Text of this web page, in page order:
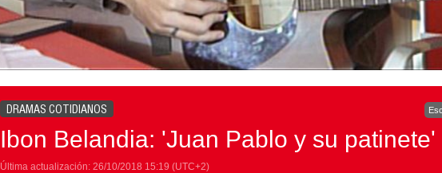
DRAMAS COTIDIANOS
Ibon Belandia: 'Juan Pablo y su patinete'
Última actualización: 26/10/2018 15:19 (UTC+2)